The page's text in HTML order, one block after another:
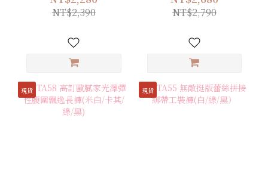
NT$2,390
NT$2,790
現貨 現貨